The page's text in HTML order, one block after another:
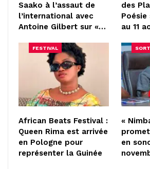
Saako à l’assaut de
l’international avec
Antoine Gilbert sur «…
des
au 11
FESTIVAL
African Beats Festival :
Queen Rima est arrivée
en Pologne pour
représenter la Guinée
«
en